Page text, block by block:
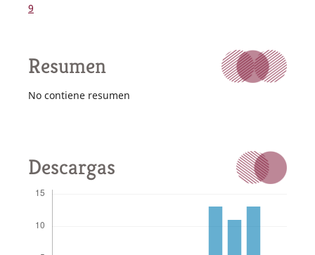
9
Resumen
No contiene resumen
Descargas